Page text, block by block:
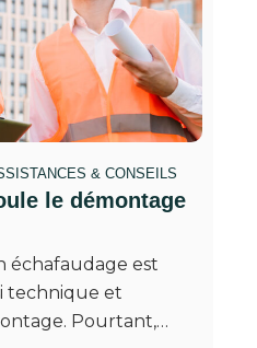
& CONSEILS
le démontage
échafaudage est
technique et
Pourtant,…